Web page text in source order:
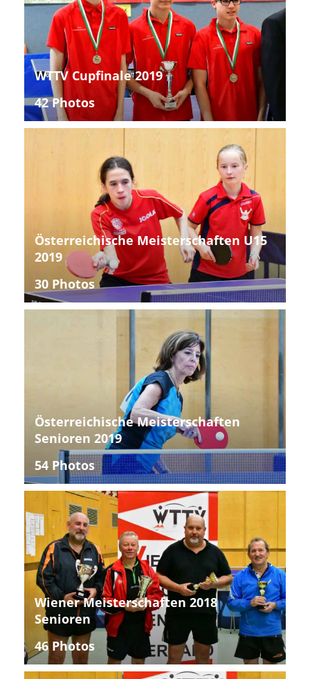
WTTV Cupfinale 2019
42 Photos
Österreichische Meisterschaften U15
2019
30 Photos
Österreichische Meisterschaften
Senioren 2019
54 Photos
Wiener Meisterschaften 2018
Senioren
46 Photos